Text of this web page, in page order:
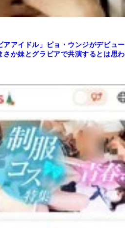
アアイドル」ピョ・ウンジがデビュー
さか妹とグラビアで共演するとは思わ